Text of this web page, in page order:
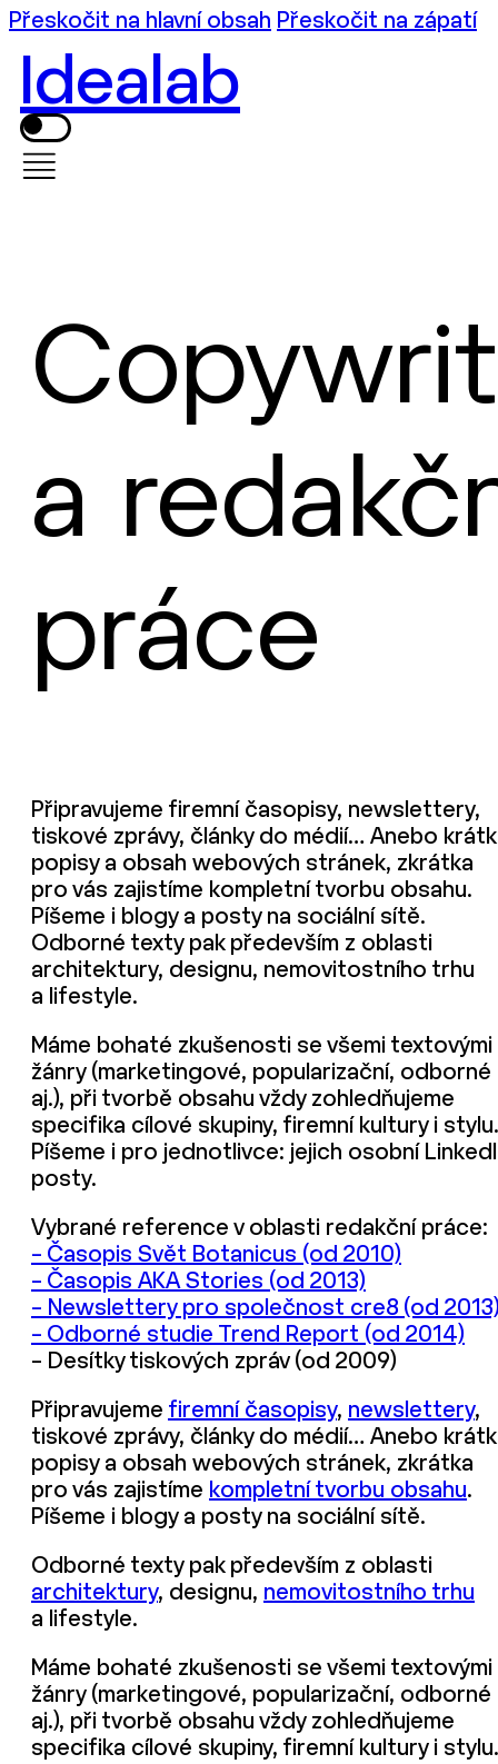
Přeskočit na hlavní obsah Přeskočit na zápatí
Idealab
a
práce
Připravujeme firemní časopisy, newslettery,
tiskové zprávy, články do médií… Anebo
popisy a obsah webových stránek, zkrátka
pro vás zajistíme kompletní tvorbu obsahu.
Píšeme i blogy a posty na sociální sítě.
Odborné texty pak především z oblasti
architektury, designu, nemovitostního trhu
a lifestyle.
Máme bohaté zkušenosti se všemi textovými
žánry (marketingové, popularizační, odborné
aj.), při tvorbě obsahu vždy zohledňujeme
specifika cílové skupiny, firemní kultury i stylu.
Píšeme i pro jednotlivce: jejich osobní
posty.
Vybrané reference v oblasti redakční práce:
– Časopis Svět Botanicus (od 2010)
– Časopis AKA Stories (od 2013)
– Newslettery pro společnost cre8 (od
– Odborné studie Trend Report (od 2014)
– Desítky tiskových zpráv (od 2009)
Připravujeme firemní časopisy, newslettery,
tiskové zprávy, články do médií… Anebo
popisy a obsah webových stránek, zkrátka
pro vás zajistíme kompletní tvorbu obsahu.
Píšeme i blogy a posty na sociální sítě.
Odborné texty pak především z oblasti
architektury, designu, nemovitostního trhu
a lifestyle.
Máme bohaté zkušenosti se všemi textovými
žánry (marketingové, popularizační, odborné
aj.), při tvorbě obsahu vždy zohledňujeme
specifika cílové skupiny, firemní kultury i stylu.